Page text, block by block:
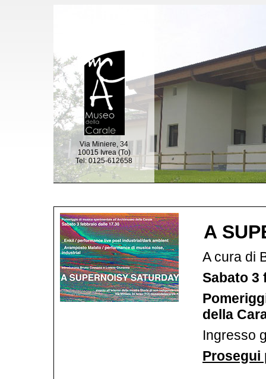
Via Miniere, 34
10015 Ivrea (To)
Tel: 0125-612658
A
A cura di
Sabato 3
della
Ingresso
Prosegui